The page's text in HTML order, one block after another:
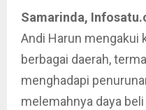
Samarinda,
Andi Harun mengakui
berbagai daerah,
menghadapi
melemahnya daya